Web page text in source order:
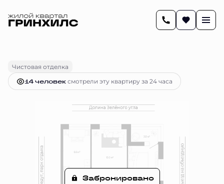
Чистовая отделка
14 человексмотрели эту квартиру за 24 часа
Забронировано